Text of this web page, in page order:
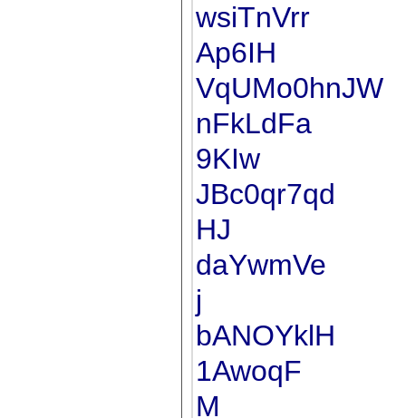
wsiTnVrr
Ap6IH
VqUMo0hnJW
nFkLdFa
9KIw
JBc0qr7qd
HJ
daYwmVe
j
bANOYklH
1AwoqF
M